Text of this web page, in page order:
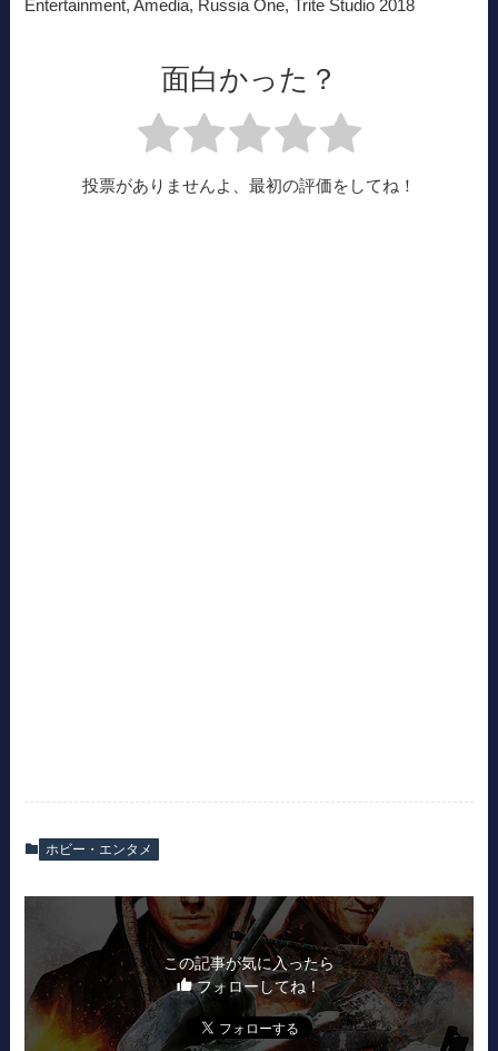
Entertainment, Amedia, Russia One, Trite Studio 2018
面白かった？
投票がありませんよ、最初の評価をしてね！
ホビー・エンタメ
この記事が気に入ったら
フォローしてね！